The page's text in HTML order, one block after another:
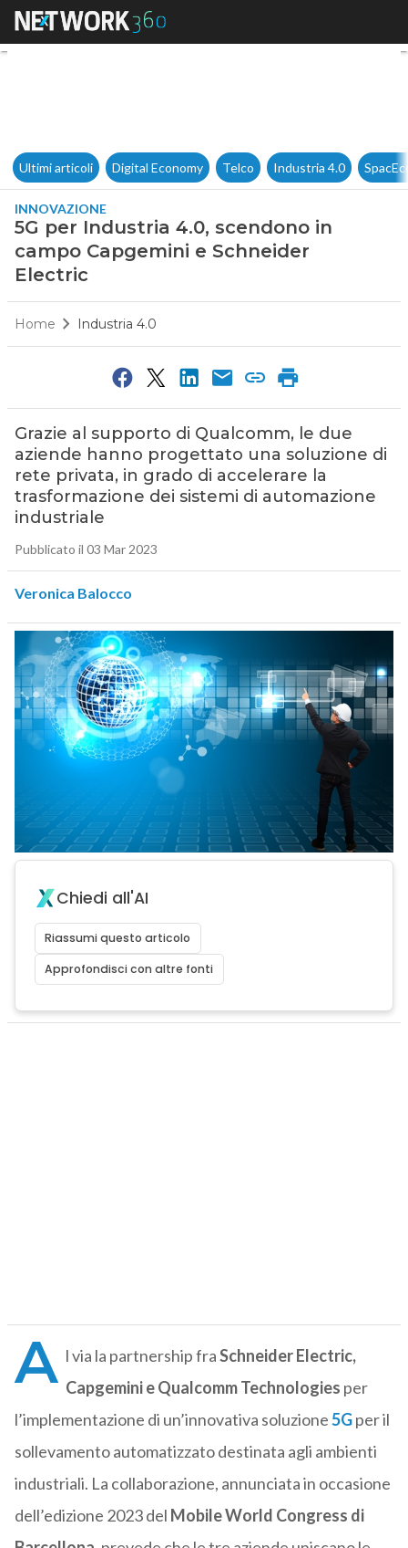
5G per Industria 4.0,
Ultimi articoli Digital Economy Telco Industria 4.0
INNOVAZIONE
5G per Industria 4.0, scendono in
campo Capgemini e Schneider
Electric
Home Industria 4.0
Grazie al supporto di Qualcomm, le due
aziende hanno progettato una soluzione di
rete privata, in grado di accelerare la
trasformazione dei sistemi di automazione
industriale
Pubblicato il 03 Mar 2023
Veronica Balocco
Chiedi all'AI
Riassumi questo articolo
Approfondisci con altre fonti
A l via la partnership fraSchneider Electric,
Capgemini e Qualcomm Technologies per
l’implementazione di un’innovativa soluzione5Gper il
sollevamento automatizzato destinata agli ambienti
industriali. La collaborazione, annunciata in occasione
dell’edizione 2023 del Mobile World Congress di